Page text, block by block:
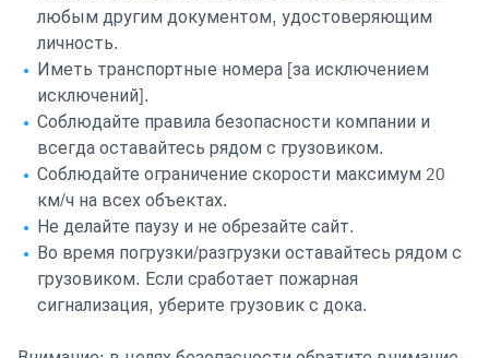
любым другим документом, удостоверяющим
личность.
Иметь транспортные номера [за исключением
исключений].
Соблюдайте правила безопасности компании и
всегда оставайтесь рядом с грузовиком.
Соблюдайте ограничение скорости максимум 20
км/ч на всех объектах.
Не делайте паузу и не обрезайте сайт.
Во время погрузки/разгрузки оставайтесь рядом с
грузовиком. Если сработает пожарная
сигнализация, уберите грузовик с дока.